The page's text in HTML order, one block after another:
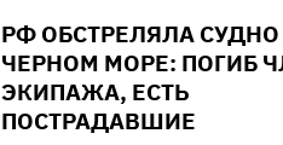
РФ ОБСТРЕЛЯЛА СУДНО
ЧЕРНОМ МОРЕ: ПОГИБ
ЭКИПАЖА, ЕСТЬ
ПОСТРАДАВШИЕ